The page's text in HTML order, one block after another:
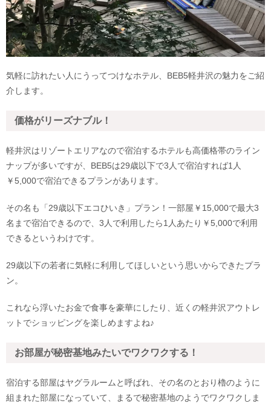
気軽に訪れたい人にうってつけなホテル、BEB5軽井沢の魅力をご紹
介します。
価格がリーズナブル！
軽井沢はリゾートエリアなので宿泊するホテルも高価格帯のライン
ナップが多いですが、BEB5は29歳以下で3人で宿泊すれば1人
￥5,000で宿泊できるプランがあります。
その名も「29歳以下エコひいき」プラン！一部屋￥15,000で最大3
名まで宿泊できるので、3人で利用したら1人あたり￥5,000で利用
できるというわけです。
29歳以下の若者に気軽に利用してほしいという思いからできたプラ
ン。
これなら浮いたお金で食事を豪華にしたり、近くの軽井沢アウトレ
ットでショッピングを楽しめますよね♪
お部屋が秘密基地みたいでワクワクする！
宿泊する部屋はヤグラルームと呼ばれ、その名のとおり櫓のように
組まれた部屋になっていて、まるで秘密基地のようでワクワクしま